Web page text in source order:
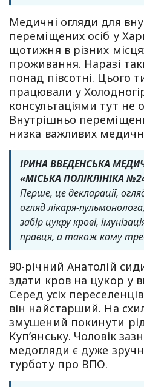
Медичні огляди для
переміщених осіб у
щотижня в різних
проживання. Наразі
понад півсотні. Цього
працювали у
консультаціями тут не
Внутрішньо
низка важливих
ІРИНА ВВЕДЕНСЬКА
«МІСЬКА ПОЛІКЛІНІКА
Перше, це декларації,
огляд лікаря-
забір цукру крові,
правця, а також кому
90-річний Анатолій
здати кров на цукор у
Серед усіх
він найстарший. На
змушений покинути
Куп’янську. Чоловік
медогляди є дуже
турботу про ВПО.